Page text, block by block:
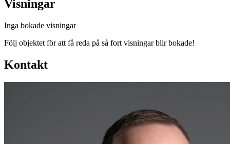
Visningar
Inga bokade visningar
Följ objektet för att få reda på så fort visningar blir bokade!
Kontakt